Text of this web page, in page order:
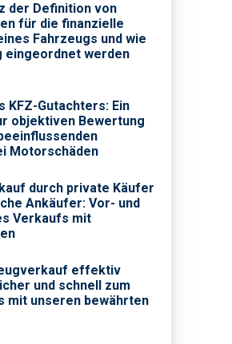
der Definition von
für die finanzielle
Fahrzeugs und wie
eingeordnet werden
KFZ-Gutachters: Ein
objektiven Bewertung
Motorschäden
durch private Käufer
Ankäufer: Vor- und
Verkaufs mit
effektiv
und schnell zum
mit unseren bewährten